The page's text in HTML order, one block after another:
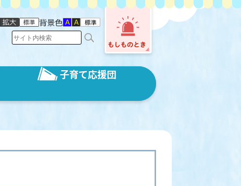
背景色
子育て応援団